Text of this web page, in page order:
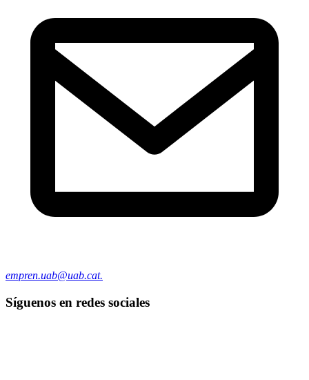
empren.uab@uab.cat.
Síguenos en redes sociales